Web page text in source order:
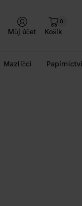
Můj účet
0
Košík
Mazlíčci